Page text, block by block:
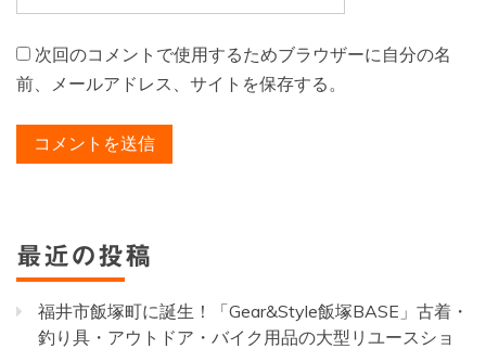
次回のコメントで使用するためブラウザーに自分の名
前、メールアドレス、サイトを保存する。
最近の投稿
福井市飯塚町に誕生！「Gear&Style飯塚BASE」古着・
釣り具・アウトドア・バイク用品の大型リユースショ